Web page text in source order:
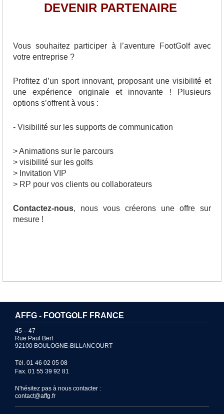
DEVENIR PARTENAIRE
Vous souhaitez participer à l’aventure FootGolf avec
votre entreprise ?
Profitez d’un sport innovant, proposant une visibilité et
une expérience originale et innovante ! Plusieurs
options s’offrent à vous :
- Visibilité sur les supports de communication
> Animations sur le parcours
> visibilité sur les golfs
> Invitation VIP
> RP pour vos clients ou collaborateurs
Contactez-nous, nous vous créerons une offre sur
mesure !
AFFG - FOOTGOLF FRANCE
45 – 47
Rue Paul Bert
92100 BOULOGNE-BILLANCOURT
Tél. 01 46 02 05 08
Fax. 01 55 39 92 81
N'hésitez pas à nous contacter :
contact@affg.fr